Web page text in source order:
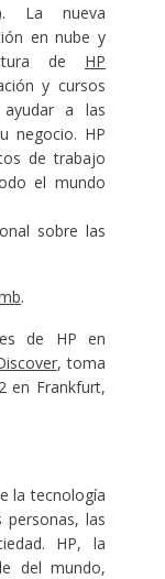
. La nueva
en nube y
de HP
y cursos
a las
negocio. HP
de trabajo
el mundo
sobre las
.
de HP en
, toma
en Frankfurt,
la tecnología
las
HP, la
del mundo,